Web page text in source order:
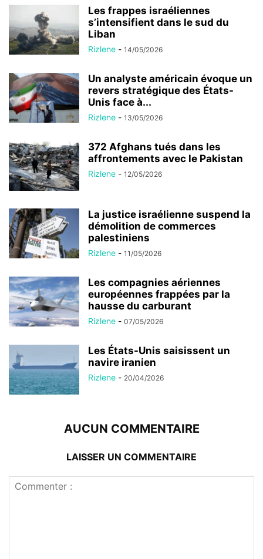
Les frappes israéliennes
s’intensifient dans le sud du
Liban
Rizlene - 14/05/2026
Un analyste américain évoque un
revers stratégique des États-
Unis face à...
Rizlene - 13/05/2026
372 Afghans tués dans les
affrontements avec le Pakistan
Rizlene - 12/05/2026
La justice israélienne suspend la
démolition de commerces
palestiniens
Rizlene - 11/05/2026
Les compagnies aériennes
européennes frappées par la
hausse du carburant
Rizlene - 07/05/2026
Les États-Unis saisissent un
navire iranien
Rizlene - 20/04/2026
AUCUN COMMENTAIRE
LAISSER UN COMMENTAIRE